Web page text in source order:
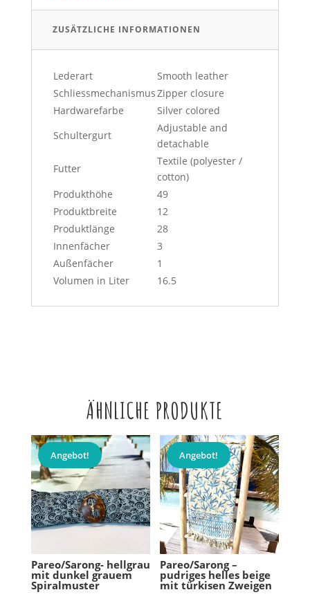
ZUSÄTZLICHE INFORMATIONEN
Lederart
Smooth leather
SchliessmechanismusZipper closure
Hardwarefarbe
Silver colored
Schultergurt
Adjustable and
detachable
Futter
Textile (polyester /
cotton)
Produkthöhe
49
Produktbreite
12
Produktlänge
28
Innenfächer
3
Außenfächer
1
Volumen in Liter
16.5
ÄHNLICHE PRODUKTE
Angebot!
Pareo/Sarong- hellgrau
mit dunkel grauem
Spiralmuster
Angebot!
Pareo/Sarong –
pudriges helles beige
mit türkisen Zweigen